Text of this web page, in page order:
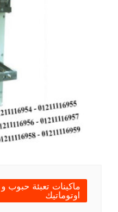
ماكينات تعبئة حبوب
اوتوماتيك